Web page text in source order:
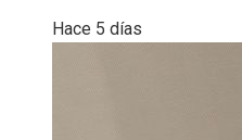
Hace 5 días